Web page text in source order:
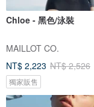
Chloe - 黑色/泳裝
MAILLOT CO.
NT$ 2,223 NT$ 2,526
獨家販售